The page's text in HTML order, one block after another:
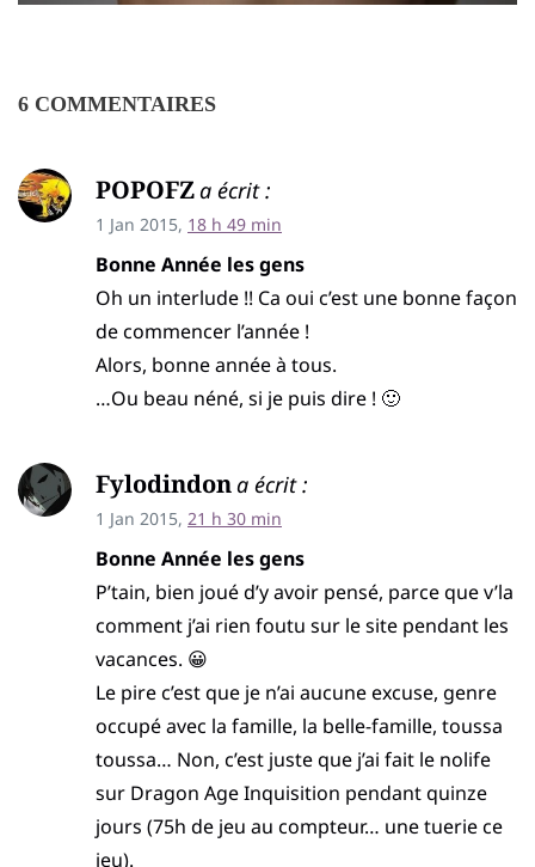
6 COMMENTAIRES
POPOFZa écrit :
1 Jan 2015, 18 h 49 min
Bonne Année les gens
Oh un interlude !! Ca oui c’est une bonne façon
de commencer l’année !
Alors, bonne année à tous.
…Ou beau néné, si je puis dire ! 🙂
Fylodindona écrit :
1 Jan 2015, 21 h 30 min
Bonne Année les gens
P’tain, bien joué d’y avoir pensé, parce que v’la
comment j’ai rien foutu sur le site pendant les
vacances. 😀
Le pire c’est que je n’ai aucune excuse, genre
occupé avec la famille, la belle-famille, toussa
toussa… Non, c’est juste que j’ai fait le nolife
sur Dragon Age Inquisition pendant quinze
jours (75h de jeu au compteur… une tuerie ce
jeu).